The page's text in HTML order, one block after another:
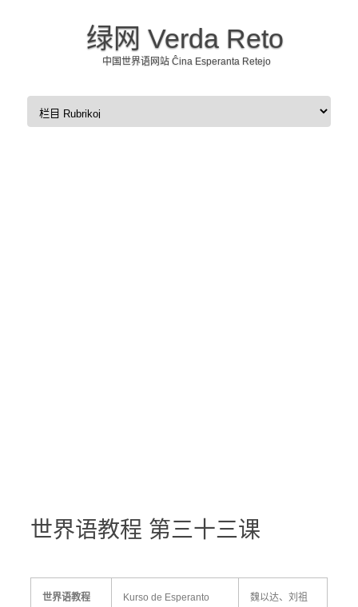
绿网 Verda Reto
中国世界语网站 Ĉina Esperanta Retejo
Skip to content
世界语教程 第三十三课
世界语教程 Kurso de Esperanto
魏以达、刘祖